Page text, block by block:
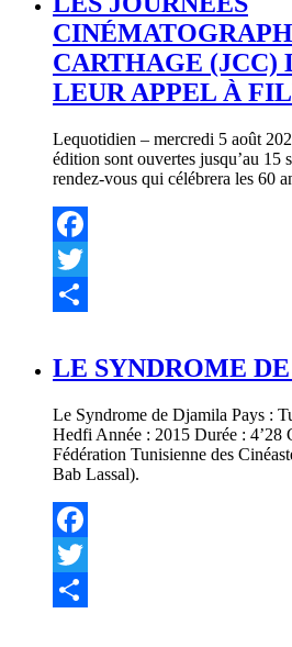
CARTHAGE (JCC)
LEUR APPEL À
Lequotidien – mercredi 5 août
édition sont ouvertes jusqu’au 15
rendez-vous qui célébrera les 60
Facebook
Twitter
LE SYNDROME
Le Syndrome de Djamila Pays :
Hedfi Année : 2015 Durée : 4’28
Fédération Tunisienne des
Bab Lassal).
Facebook
Twitter